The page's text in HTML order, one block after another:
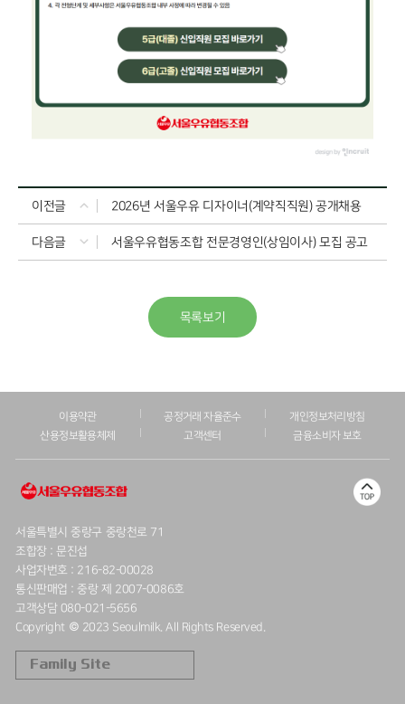
이전글 2026년 서울우유 디자이너(계약직직원) 공개채용
다음글 서울우유협동조합 전문경영인(상임이사) 모집 공고
목록보기
이용약관 공정거래 자율준수
개인정보처리방침
산용정보활용체제
고객센터 금융소비자 보호
서울특별시 중랑구 중랑천로 71
조합장 : 문진섭
사업자번호 : 216-82-00028
통신판매업 : 중랑 제 2007-0086호
고객상담 080-021-5656
Copyright © 2023 Seoulmilk. All Rights Reserved.